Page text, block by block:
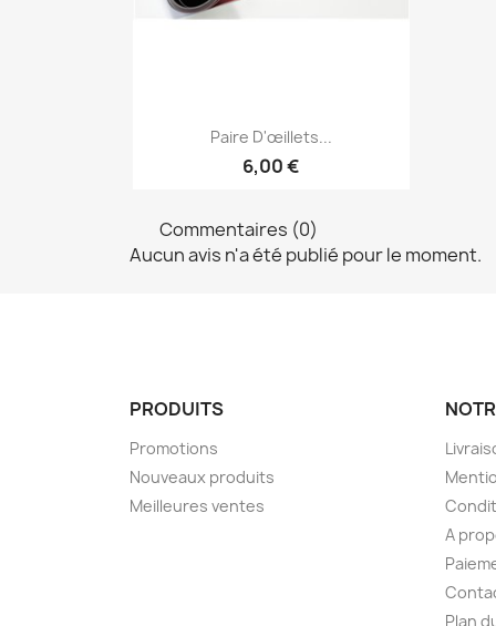
Aperçu rapide
Paire D'œillets...
6,00 €
Commentaires (0)
Aucun avis n'a été publié pour le moment.
PRODUITS
Promotions
Nouveaux produits
Meilleures ventes
A
Plan